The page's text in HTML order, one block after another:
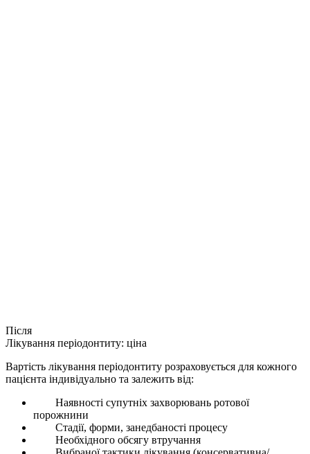
Після
Лікування періодонтиту: ціна
Вартість лікування періодонтиту розраховується для кожного
пацієнта індивідуально та залежить від:
Наявності супутніх захворювань ротової
порожнини
Стадії, форми, занедбаності процесу
Необхідного обсягу втручання